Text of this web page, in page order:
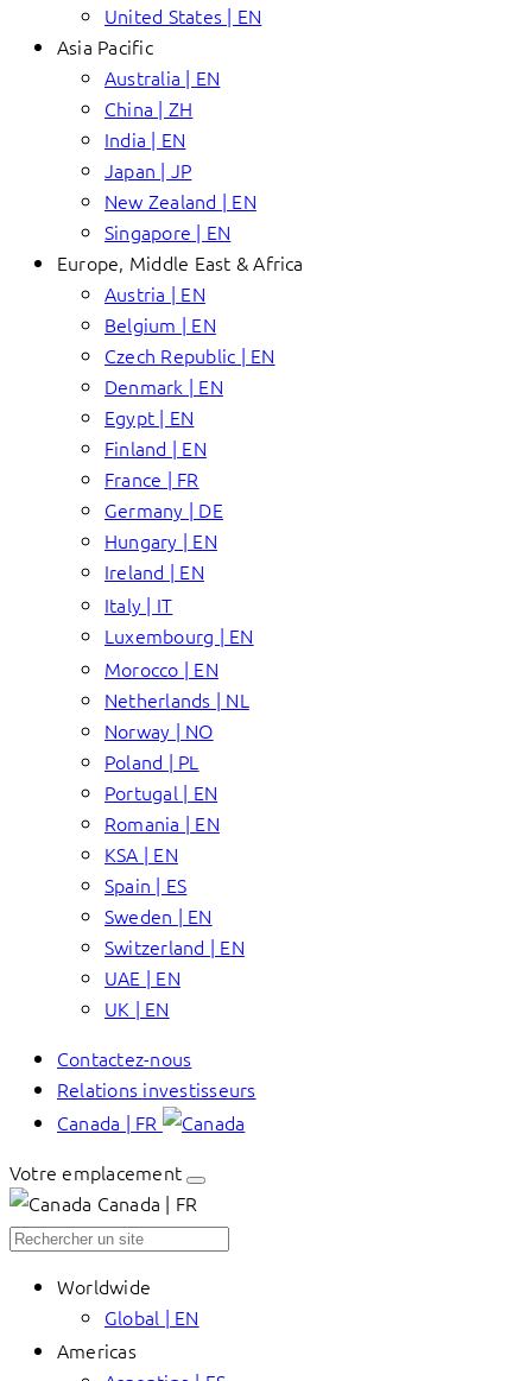
United States | EN
Asia Pacific
Australia | EN
China | ZH
India | EN
Japan | JP
New Zealand | EN
Singapore | EN
Europe, Middle East & Africa
Austria | EN
Belgium | EN
Czech Republic | EN
Denmark | EN
Egypt | EN
Finland | EN
France | FR
Germany | DE
Hungary | EN
Ireland | EN
Italy | IT
Luxembourg | EN
Morocco | EN
Netherlands | NL
Norway | NO
Poland | PL
Portugal | EN
Romania | EN
KSA | EN
Spain | ES
Sweden | EN
Switzerland | EN
UAE | EN
UK | EN
Contactez-nous
Relations investisseurs
Canada | FR
Votre emplacement
Canada | FR
Worldwide
Global | EN
Americas